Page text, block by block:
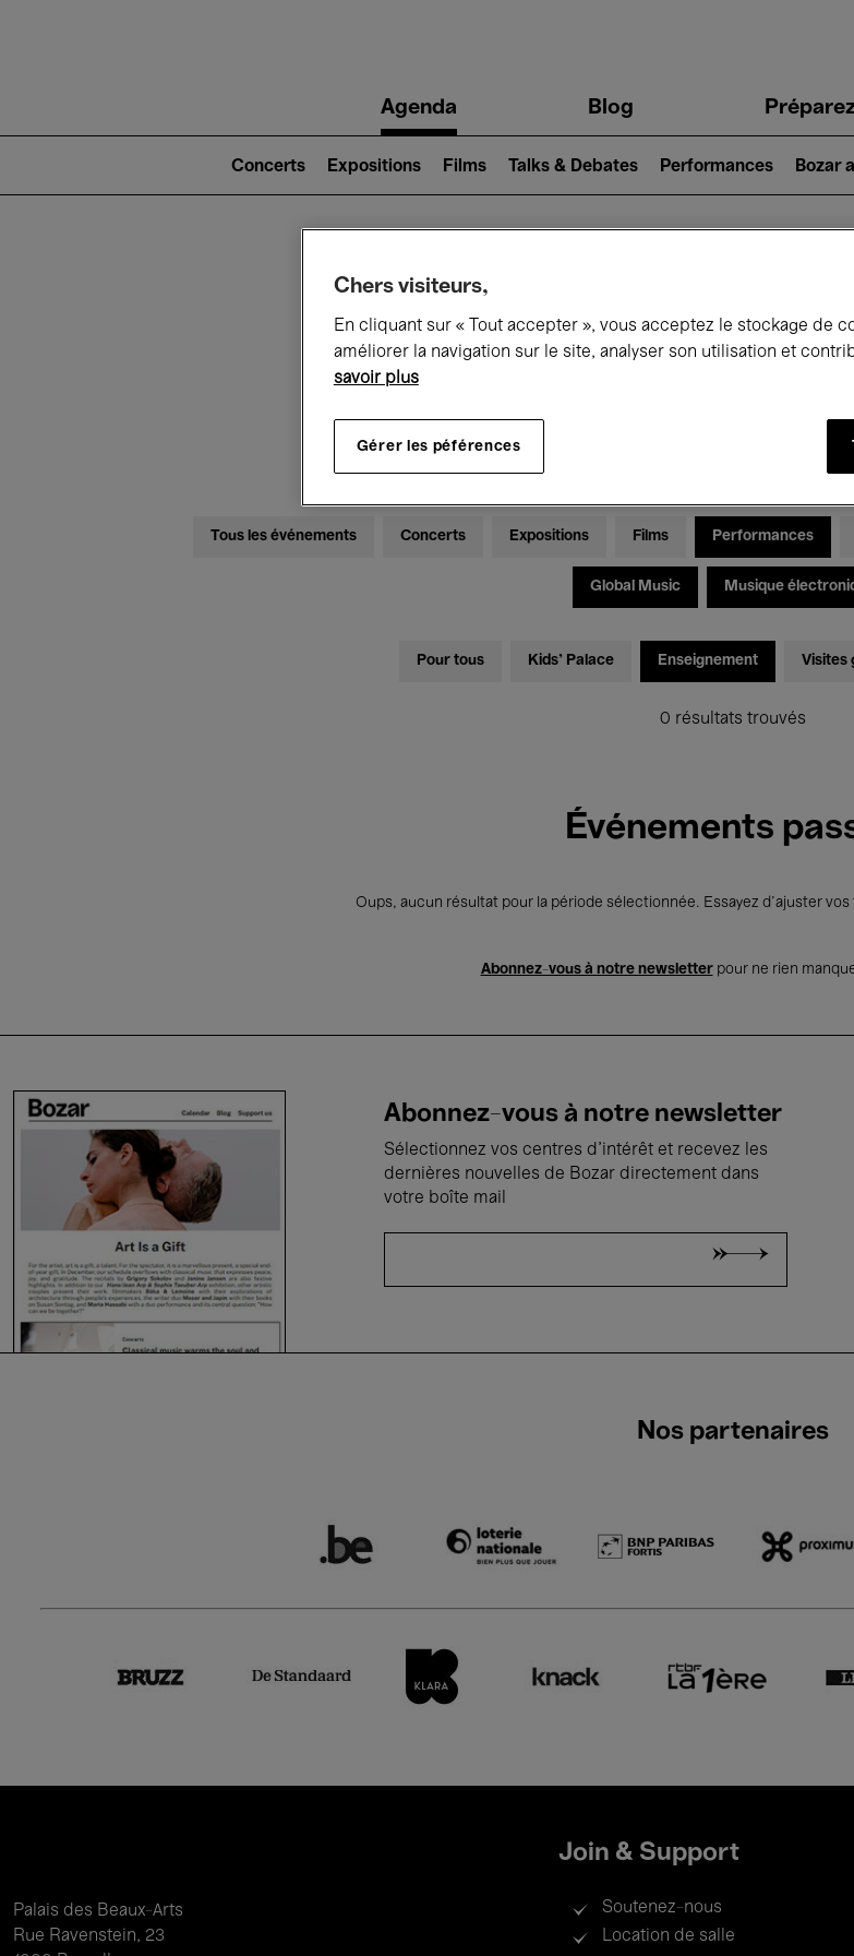
navigationAgenda Blog
2)
Concerts Expositions Films Talks & Debates Performances Bozar
Ce qui se passe
Dimanche 10 - Lundi 18
Tous les événements Concerts Expositions Films Performances
Global Music Musique
Pour tous Kids’ Palace Enseignement Visites
0 résultats trouvés
Événements
Oups, aucun résultat pour la période sélectionnée. Essayez d’ajuster
Abonnez-vous à notre newsletterpour ne rien
Abonnez-vous à notre newsletter
Sélectionnez vos centres d'intérêt et recevez les
dernières nouvelles de Bozar directement dans
votre boîte mail
Nos partenaires
Palais des Beaux-Arts
Rue Ravenstein, 23
Join & Support
Soutenez-nous
Location de salle
Chers visiteurs,
En cliquant sur « Tout accepter », vous acceptez le stockage de
améliorer la navigation sur le site, analyser son utilisation et
savoir plus
Gérer les péférences